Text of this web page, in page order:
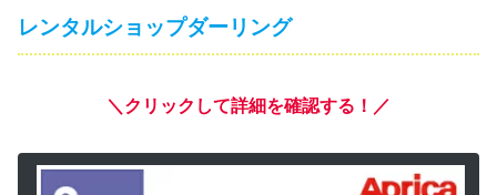
レンタルショップダーリング
＼クリックして詳細を確認する！／